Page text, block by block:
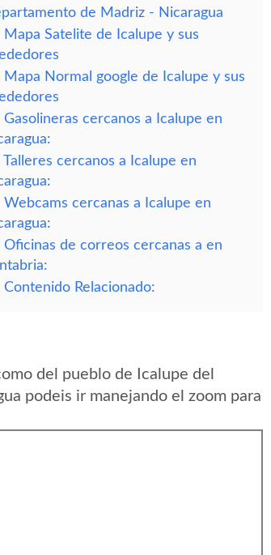
de Madriz - Nicaragua
Mapa Satelite de Icalupe y sus
Mapa Normal google de Icalupe y sus
Gasolineras cercanos a Icalupe en
Talleres cercanos a Icalupe en
Webcams cercanas a Icalupe en
Oficinas de correos cercanas a en
Contenido Relacionado:
del pueblo de Icalupe del
podeis ir manejando el zoom para